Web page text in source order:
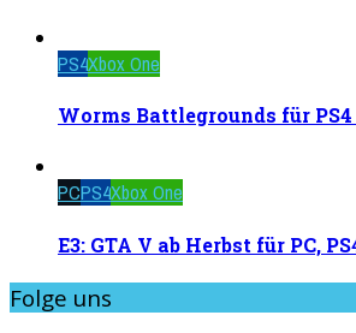
PS4Xbox One
Worms Battlegrounds für PS4
PCPS4Xbox One
E3: GTA V ab Herbst für PC,
Folge uns